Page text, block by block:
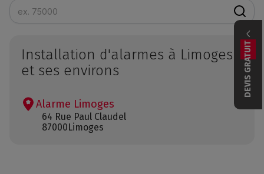
DEVIS GRATUIT
Installation d'alarmes à Limoges
et ses environs
Alarme Limoges
64 Rue Paul Claudel
87000Limoges